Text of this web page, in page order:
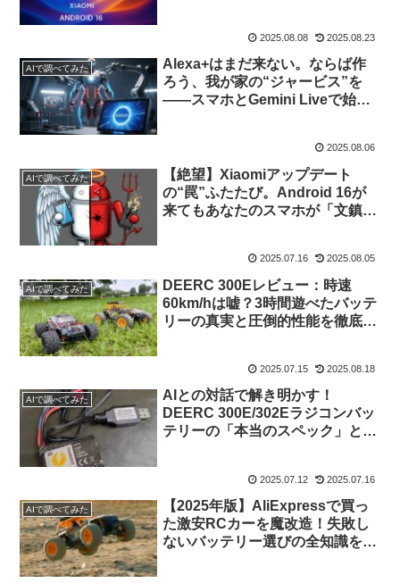
2025.08.08 2025.08.23
AIで調べてみた
Alexa+はまだ来ない。ならば作
ろう、我が家の“ジャービス”を
――スマホとGemini Liveで始め
2025.08.06
AIで調べてみた
【絶望】Xiaomiアップデート
の“罠”ふたたび。Android 16が
来てもあなたのスマホが「文鎮」
2025.07.16 2025.08.05
AIで調べてみた
DEERC 300Eレビュー：時速
60km/hは嘘？3時間遊べたバッテ
リーの真実と圧倒的性能を徹底解
2025.07.15 2025.08.18
AIで調べてみた
AIとの対話で解き明かす！
DEERC 300E/302Eラジコンバッ
テリーの「本当のスペック」と、
2025.07.12 2025.07.16
AIで調べてみた
【2025年版】AliExpressで買っ
た激安RCカーを魔改造！失敗し
ないバッテリー選びの全知識をAI